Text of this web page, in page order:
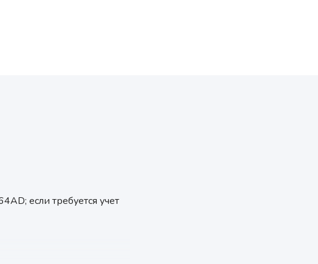
если требуется учет